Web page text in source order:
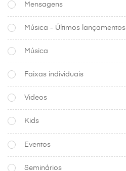
Mensagens
Música - Últimos lançamentos
Música
Faixas individuais
Videos
Kids
Eventos
Seminários